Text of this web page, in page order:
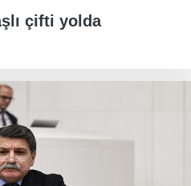
çifti yolda